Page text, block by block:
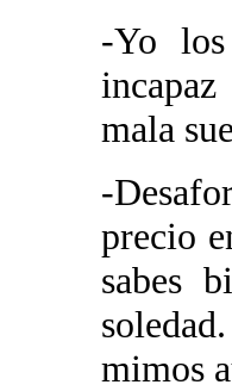
-Yo
mala
-
precio
sabes
mimos